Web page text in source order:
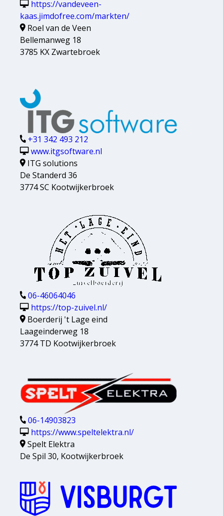
https://vandeveen-
kaas.jimdofree.com/markten/
Roel van de Veen
Bellemanweg 18
3785 KX Zwartebroek
+31 342 493 212
www.itgsoftware.nl
ITG solutions
De Standerd 36
3774 SC Kootwijkerbroek
06-46064046
https://top-zuivel.nl/
Boerderij 't Lage eind
Laageinderweg 18
3774 TD Kootwijkerbroek
06-14903823
https://www.speltelektra.nl/
Spelt Elektra
De Spil 30, Kootwijkerbroek